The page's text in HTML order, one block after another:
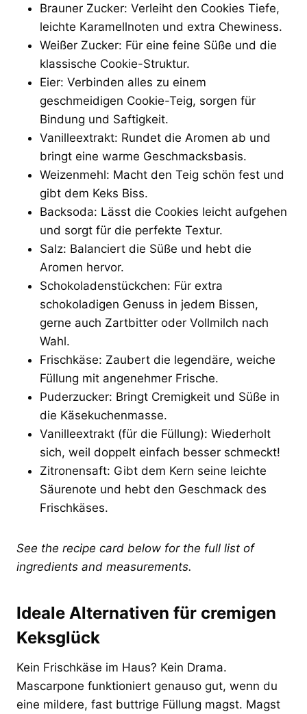
Brauner Zucker: Verleiht den Cookies Tiefe,
leichte Karamellnoten und extra Chewiness.
Weißer Zucker: Für eine feine Süße und die
klassische Cookie-Struktur.
Eier: Verbinden alles zu einem
geschmeidigen Cookie-Teig, sorgen für
Bindung und Saftigkeit.
Vanilleextrakt: Rundet die Aromen ab und
bringt eine warme Geschmacksbasis.
Weizenmehl: Macht den Teig schön fest und
gibt dem Keks Biss.
Backsoda: Lässt die Cookies leicht aufgehen
und sorgt für die perfekte Textur.
Salz: Balanciert die Süße und hebt die
Aromen hervor.
Schokoladenstückchen: Für extra
schokoladigen Genuss in jedem Bissen,
gerne auch Zartbitter oder Vollmilch nach
Wahl.
Frischkäse: Zaubert die legendäre, weiche
Füllung mit angenehmer Frische.
Puderzucker: Bringt Cremigkeit und Süße in
die Käsekuchenmasse.
Vanilleextrakt (für die Füllung): Wiederholt
sich, weil doppelt einfach besser schmeckt!
Zitronensaft: Gibt dem Kern seine leichte
Säurenote und hebt den Geschmack des
Frischkäses.
See the recipe card below for the full list of
ingredients and measurements.
Ideale Alternativen für cremigen
Keksglück
Kein Frischkäse im Haus? Kein Drama.
Mascarpone funktioniert genauso gut, wenn du
eine mildere, fast buttrige Füllung magst. Magst